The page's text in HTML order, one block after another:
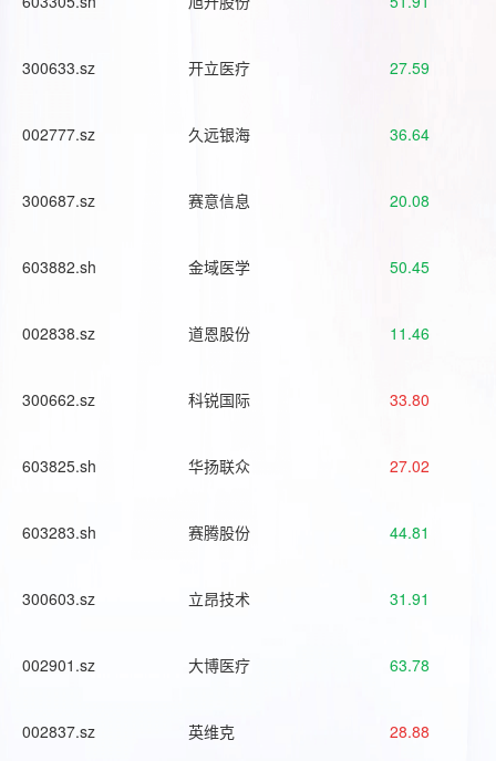
300633.sz 开立医疗 27.59
002777.sz 久远银海 36.64
300687.sz 赛意信息 20.08
603882.sh 金域医学 50.45
002838.sz 道恩股份 11.46
300662.sz 科锐国际 33.80
603825.sh 华扬联众 27.02
603283.sh 赛腾股份 44.81
300603.sz 立昂技术 31.91
002901.sz 大博医疗 63.78
002837.sz 英维克 28.88